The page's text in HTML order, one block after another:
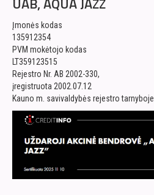
Įmonės kodas
135912354
PVM mokėtojo kodas
LT359123515
Rejestro Nr. AB 2002-330,
įregistruota 2002.07.12
Kauno m. savivaldybės rejestro tarnyboje